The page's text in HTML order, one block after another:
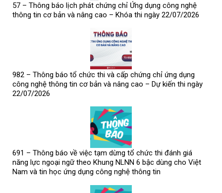
57 – Thông báo lịch phát chứng chỉ Ứng dụng công nghệ
thông tin cơ bản và nâng cao – Khóa thi ngày 22/07/2026
982 – Thông báo tổ chức thi và cấp chứng chỉ ứng dụng
công nghệ thông tin cơ bản và nâng cao – Dự kiến thi ngày
22/07/2026
691 – Thông báo về việc tạm dừng tổ chức thi đánh giá
năng lực ngoại ngữ theo Khung NLNN 6 bậc dùng cho Việt
Nam và tin học ứng dụng công nghệ thông tin